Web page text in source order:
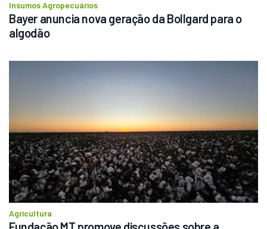
Insumos Agropecuários
Bayer anuncia nova geração da Bollgard para o
algodão
Agricultura